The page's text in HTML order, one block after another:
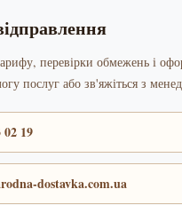
перевірки обмежень і
послуг або зв'яжіться з
02 19
dostavka.com.ua